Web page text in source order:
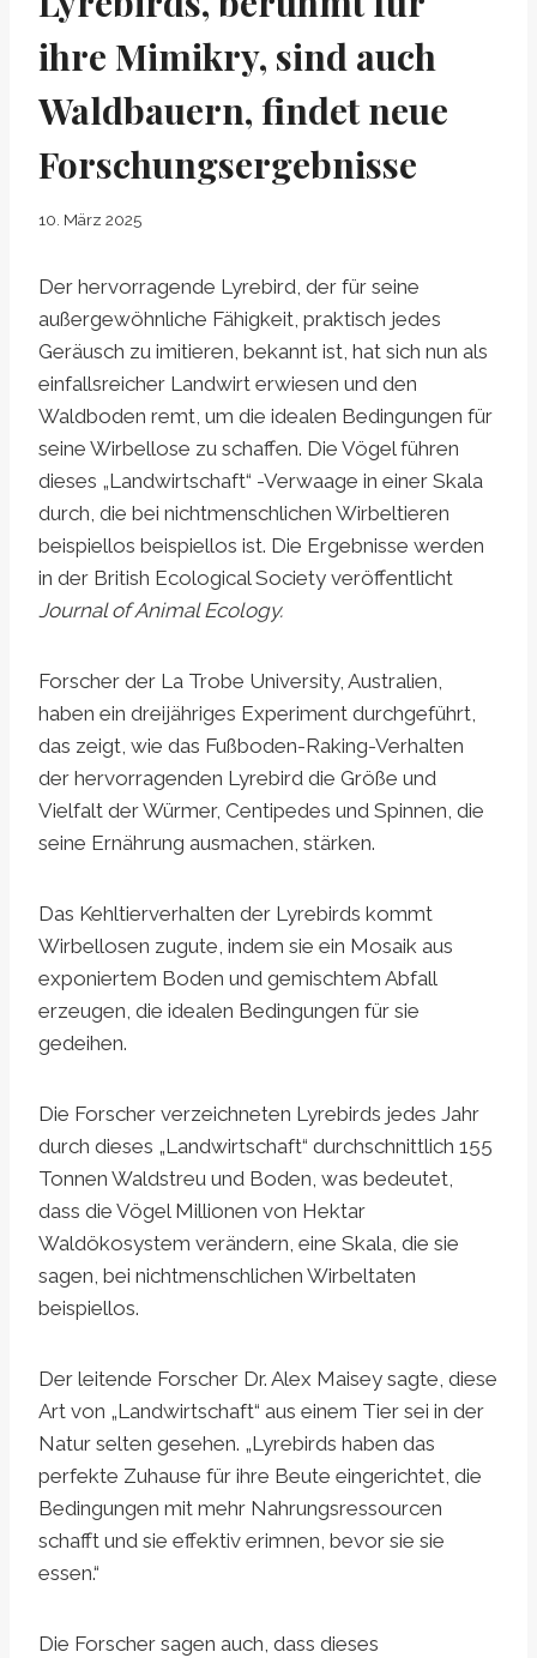
ihre Mimikry, sind auch
Waldbauern, findet neue
Forschungsergebnisse
10. März 2025
Der hervorragende Lyrebird, der für seine
außergewöhnliche Fähigkeit, praktisch jedes
Geräusch zu imitieren, bekannt ist, hat sich nun als
einfallsreicher Landwirt erwiesen und den
Waldboden remt, um die idealen Bedingungen für
seine Wirbellose zu schaffen. Die Vögel führen
dieses „Landwirtschaft“ -Verwaage in einer Skala
durch, die bei nichtmenschlichen Wirbeltieren
beispiellos beispiellos ist. Die Ergebnisse werden
in der British Ecological Society veröffentlicht
Journal of Animal Ecology.
Forscher der La Trobe University, Australien,
haben ein dreijähriges Experiment durchgeführt,
das zeigt, wie das Fußboden-Raking-Verhalten
der hervorragenden Lyrebird die Größe und
Vielfalt der Würmer, Centipedes und Spinnen, die
seine Ernährung ausmachen, stärken.
Das Kehltierverhalten der Lyrebirds kommt
Wirbellosen zugute, indem sie ein Mosaik aus
exponiertem Boden und gemischtem Abfall
erzeugen, die idealen Bedingungen für sie
gedeihen.
Die Forscher verzeichneten Lyrebirds jedes Jahr
durch dieses „Landwirtschaft“ durchschnittlich 155
Tonnen Waldstreu und Boden, was bedeutet,
dass die Vögel Millionen von Hektar
Waldökosystem verändern, eine Skala, die sie
sagen, bei nichtmenschlichen Wirbeltaten
beispiellos.
Der leitende Forscher Dr. Alex Maisey sagte, diese
Art von „Landwirtschaft“ aus einem Tier sei in der
Natur selten gesehen. „Lyrebirds haben das
perfekte Zuhause für ihre Beute eingerichtet, die
Bedingungen mit mehr Nahrungsressourcen
schafft und sie effektiv erimnen, bevor sie sie
essen.“
Die Forscher sagen auch, dass dieses